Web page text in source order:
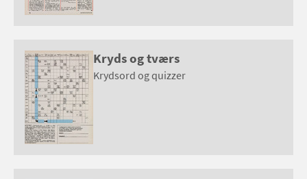
Kryds og tværs
Krydsord og quizzer